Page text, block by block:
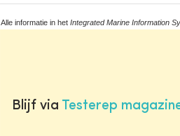
Alle informatie in het Integrated Marine Information
Blijf via Testerep